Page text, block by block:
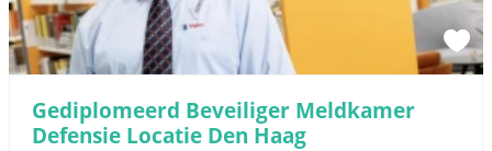
Gediplomeerd Beveiliger Meldkamer
Defensie Locatie Den Haag